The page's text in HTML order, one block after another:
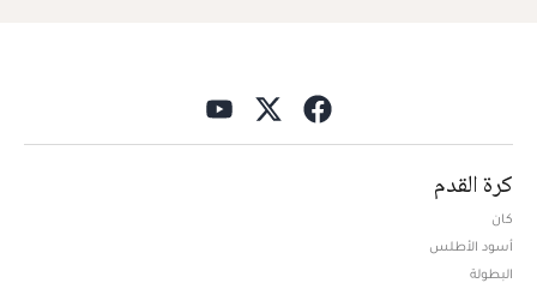
كرة القدم
كان
أسود الأطلس
البطولة